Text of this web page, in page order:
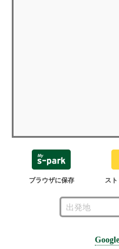
ブラウザに保存 ス